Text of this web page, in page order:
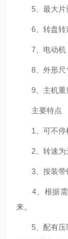
5、最大片
6、转盘转
7、电动机：
8、外形尺
9、主机重
主要特点
1、可不停机
2、转速为无
3、按装带键
4、根据需
来。
5、配有压制